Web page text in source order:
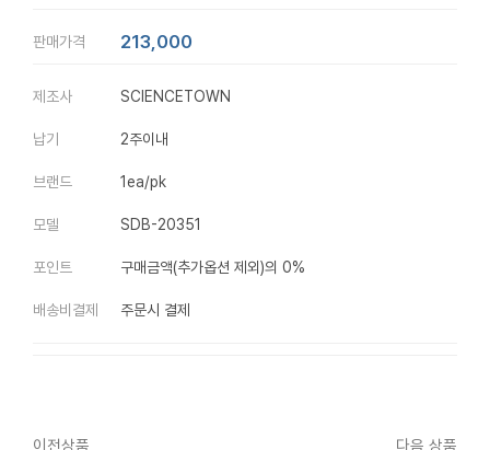
판매가격 213,000
제조사 SCIENCETOWN
납기 2주이내
브랜드 1ea/pk
모델 SDB-20351
포인트 구매금액(추가옵션 제외)의 0%
배송비결제 주문시 결제
이전상품 다음 상품